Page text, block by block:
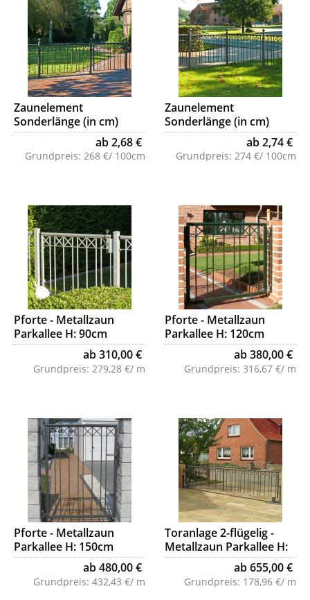
Zaunelement
Sonderlänge (in cm)
Parkallee, H: 120cmab 2,68 €
Grundpreis: 268 €/ 100cm
Zaunelement
Sonderlänge (in cm)
Parkallee, H: 150cmab 2,74 €
Grundpreis: 274 €/ 100cm
Pforte - Metallzaun
Parkallee H: 90cm
ab 310,00 €
Grundpreis: 279,28 €/ m
Pforte - Metallzaun
Parkallee H: 120cm
ab 380,00 €
Grundpreis: 316,67 €/ m
Pforte - Metallzaun
Parkallee H: 150cm
ab 480,00 €
Grundpreis: 432,43 €/ m
Toranlage 2-flügelig -
Metallzaun Parkallee H:
90cm
ab 655,00 €
Grundpreis: 178,96 €/ m